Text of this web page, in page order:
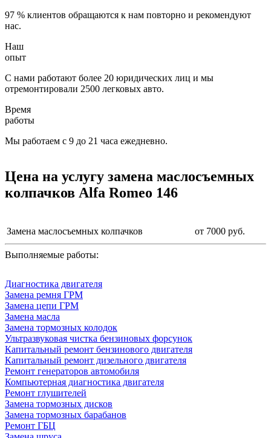
97 % клиентов обращаются к нам повторно и рекомендуют
нас.
Наш
опыт
С нами работают более 20 юридических лиц и мы
отремонтировали 2500 легковых авто.
Время
работы
Мы работаем с 9 до 21 часа ежедневно.
Цена на услугу замена маслосъемных
колпачков Alfa Romeo 146
Замена маслосъемных колпачков от 7000 руб.
Выполняемые работы:
Диагностика двигателя
Замена ремня ГРМ
Замена цепи ГРМ
Замена масла
Замена тормозных колодок
Ультразвуковая чистка бензиновых форсунок
Капитальный ремонт бензинового двигателя
Капитальный ремонт дизельного двигателя
Ремонт генераторов автомобиля
Компьютерная диагностика двигателя
Ремонт глушителей
Замена тормозных дисков
Замена тормозных барабанов
Ремонт ГБЦ